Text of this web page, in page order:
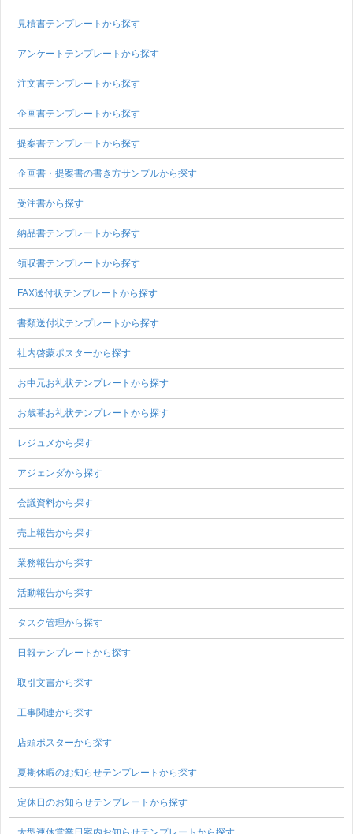
見積書テンプレートから探す
アンケートテンプレートから探す
注文書テンプレートから探す
企画書テンプレートから探す
提案書テンプレートから探す
企画書・提案書の書き方サンプルから探す
受注書から探す
納品書テンプレートから探す
領収書テンプレートから探す
FAX送付状テンプレートから探す
書類送付状テンプレートから探す
社内啓蒙ポスターから探す
お中元お礼状テンプレートから探す
お歳暮お礼状テンプレートから探す
レジュメから探す
アジェンダから探す
会議資料から探す
売上報告から探す
業務報告から探す
活動報告から探す
タスク管理から探す
日報テンプレートから探す
取引文書から探す
工事関連から探す
店頭ポスターから探す
夏期休暇のお知らせテンプレートから探す
定休日のお知らせテンプレートから探す